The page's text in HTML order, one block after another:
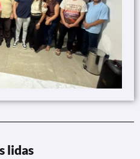
lidas